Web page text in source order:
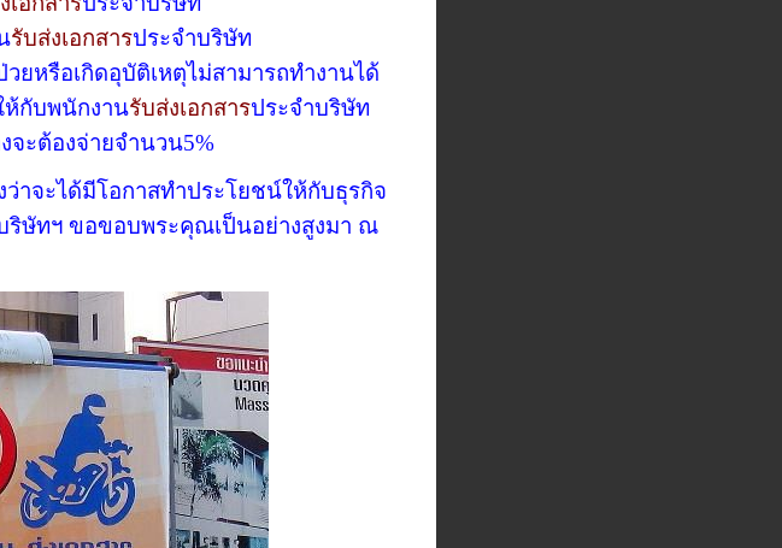
รับส่งเอกสารประจำบริษัท
ยหรือเกิดอุบัติเหตุไม่สามารถทำงานได้
ห้กับพนักงานรับส่งเอกสารประจำบริษัท
จะต้องจ่ายจำนวน5%
ว่าจะได้มีโอกาสทำประโยชน์ให้กับธุรกิจ
ริษัทฯ ขอขอบพระคุณเป็นอย่างสูงมา ณ